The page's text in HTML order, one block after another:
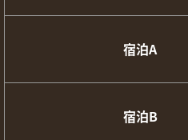
宿泊A
宿泊B